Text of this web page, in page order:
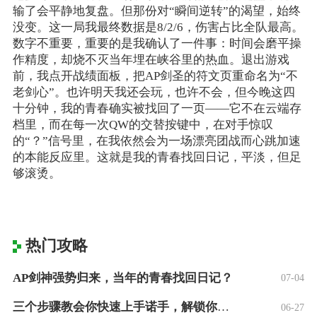
输了会平静地复盘。但那份对“瞬间逆转”的渴望，始终
没变。这一局我最终数据是8/2/6，伤害占比全队最高。
数字不重要，重要的是我确认了一件事：时间会磨平操
作精度，却烧不灭当年埋在峡谷里的热血。退出游戏
前，我点开战绩面板，把AP剑圣的符文页重命名为“不
老剑心”。也许明天我还会玩，也许不会，但今晚这四
十分钟，我的青春确实被找回了一页——它不在云端存
档里，而在每一次QW的交替按键中，在对手惊叹
的“？”信号里，在我依然会为一场漂亮团战而心跳加速
的本能反应里。这就是我的青春找回日记，平淡，但足
够滚烫。
热门攻略
AP剑神强势归来，当年的青春找回日记？ 07-04
三个步骤教会你快速上手诺手，解锁你的上单 06-27